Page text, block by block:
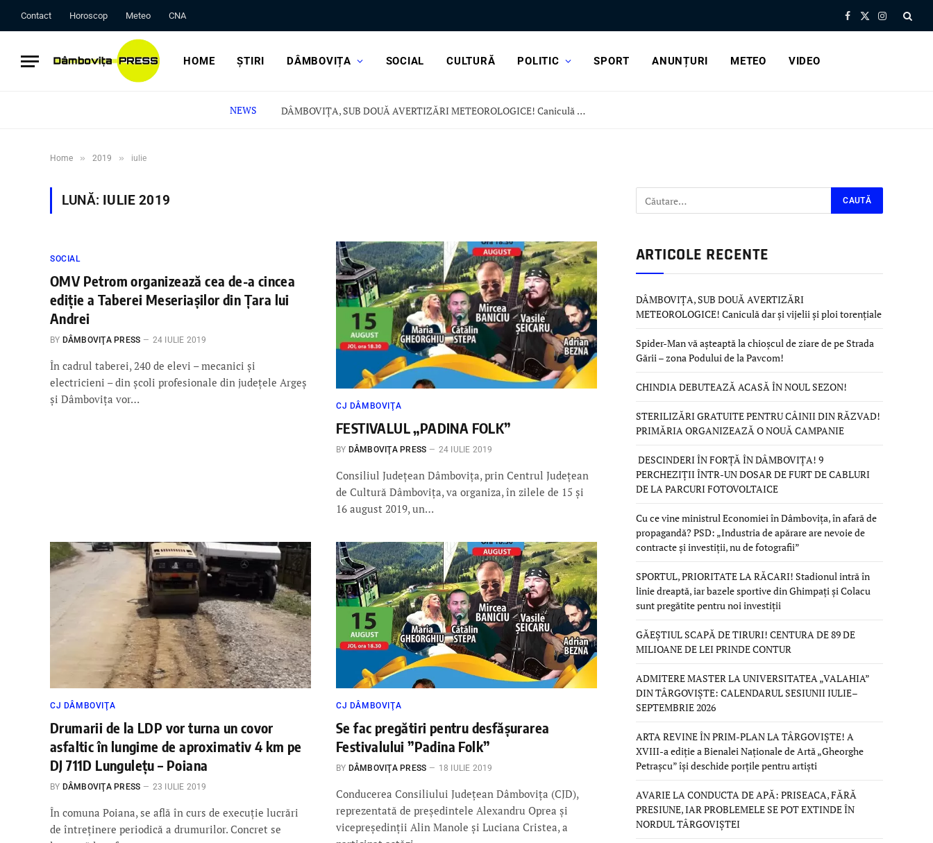
Contact Horoscop Meteo CNA Facebook
X
Instagram
HOME ȘTIRI DÂMBOVIȚA SOCIAL CULTURĂ POLITIC SPORT ANUNȚURI METEO VIDEO
NEWS DÂMBOVIȚA, SUB DOUĂ AVERTIZĂRI METEOROLOGICE! Caniculă dar și vijelii și ploi torențiale
Home » 2019 » iulie
LUNĂ: IULIE 2019
SOCIAL
OMV Petrom organizează cea de-a cincea
ediție a Taberei Meseriașilor din Țara lui
Andrei
BY DÂMBOVIŢA PRESS 24 IULIE 2019
În cadrul taberei, 240 de elevi – mecanici și
electricieni – din școli profesionale din județele Argeș
și Dâmbovița vor…
CJ DÂMBOVIŢA
FESTIVALUL „PADINA FOLK”
BY DÂMBOVIŢA PRESS 24 IULIE 2019
Consiliul Judeţean Dâmboviţa, prin Centrul Judeţean
de Cultură Dâmboviţa, va organiza, în zilele de 15 şi
16 august 2019, un…
CJ DÂMBOVIŢA
Drumarii de la LDP vor turna un covor
asfaltic în lungime de aproximativ 4 km pe
DJ 711D Lungulețu – Poiana
BY DÂMBOVIŢA PRESS 23 IULIE 2019
În comuna Poiana, se află în curs de execuție lucrări
de întreținere periodică a drumurilor. Concret se
CJ DÂMBOVIŢA
Se fac pregătiri pentru desfășurarea
Festivalului ”Padina Folk”
BY DÂMBOVIŢA PRESS 18 IULIE 2019
Conducerea Consiliului Județean Dâmbovița (CJD),
reprezentată de președintele Alexandru Oprea și
vicepreședinții Alin Manole și Luciana Cristea, a
ARTICOLE RECENTE
DÂMBOVIȚA, SUB DOUĂ AVERTIZĂRI
METEOROLOGICE! Caniculă dar și vijelii și ploi torențiale
Spider-Man vă așteaptă la chioșcul de ziare de pe Strada
Gării – zona Podului de la Pavcom!
CHINDIA DEBUTEAZĂ ACASĂ ÎN NOUL SEZON!
STERILIZĂRI GRATUITE PENTRU CÂINII DIN RĂZVAD!
PRIMĂRIA ORGANIZEAZĂ O NOUĂ CAMPANIE
DESCINDERI ÎN FORȚĂ ÎN DÂMBOVIȚA! 9
PERCHEZIȚII ÎNTR-UN DOSAR DE FURT DE CABLURI
DE LA PARCURI FOTOVOLTAICE
Cu ce vine ministrul Economiei în Dâmbovița, în afară de
propagandă? PSD: „Industria de apărare are nevoie de
contracte și investiții, nu de fotografii”
SPORTUL, PRIORITATE LA RĂCARI! Stadionul intră în
linie dreaptă, iar bazele sportive din Ghimpați și Colacu
sunt pregătite pentru noi investiții
GĂEȘTIUL SCAPĂ DE TIRURI! CENTURA DE 89 DE
MILIOANE DE LEI PRINDE CONTUR
ADMITERE MASTER LA UNIVERSITATEA „VALAHIA”
DIN TÂRGOVIȘTE: CALENDARUL SESIUNII IULIE–
SEPTEMBRIE 2026
ARTA REVINE ÎN PRIM-PLAN LA TÂRGOVIȘTE! A
XVIII-a ediție a Bienalei Naționale de Artă „Gheorghe
Petrașcu” își deschide porțile pentru artiști
AVARIE LA CONDUCTA DE APĂ: PRISEACA, FĂRĂ
PRESIUNE, IAR PROBLEMELE SE POT EXTINDE ÎN
NORDUL TÂRGOVIȘTEI